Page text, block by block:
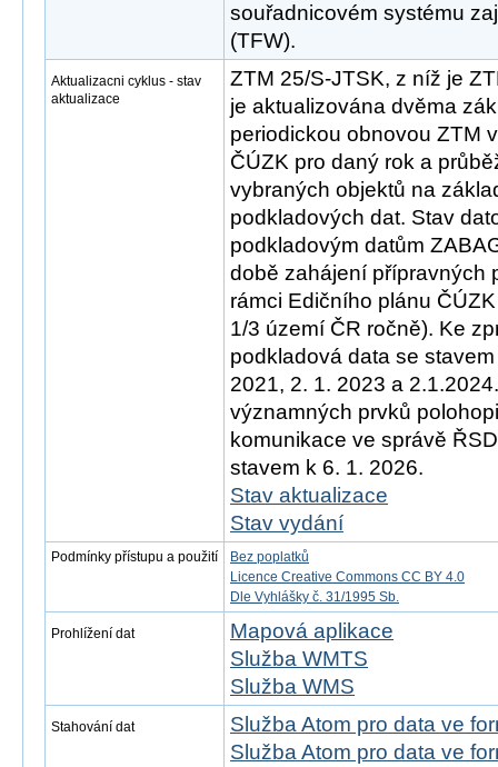
souřadnicovém systému
(TFW).
Aktualizacni cyklus - stav
aktualizace
ZTM 25/S-JTSK, z níž je
je aktualizována dvěma
periodickou obnovou ZTM
ČÚZK pro daný rok a
vybraných objektů na
podkladových dat. Stav
podkladovým datům
době zahájení přípravných
rámci Edičního plánu
1/3 území ČR ročně). Ke
podkladová data se
2021, 2. 1. 2023 a
významných prvků
komunikace ve správě
stavem k 6. 1. 2026.
Stav aktualizace
Stav vydání
Podmínky přístupu a použití
Bez poplatků
Licence Creative Commons CC BY 4.0
Dle Vyhlášky č. 31/1995 Sb.
Prohlížení dat
Mapová aplikace
Služba WMTS
Služba WMS
Stahování dat
Služba Atom pro data ve
Služba Atom pro data ve